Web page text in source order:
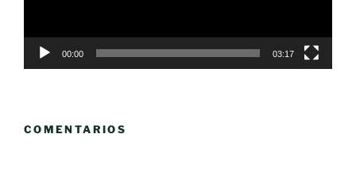
00:00 03:17
COMENTARIOS